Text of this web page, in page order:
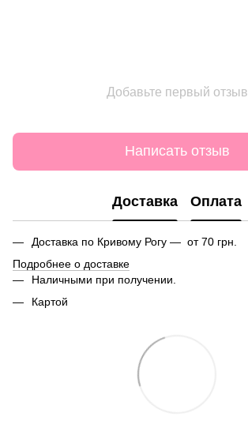
Добавьте первый отзыв
Написать отзыв
Доставка Оплата
Доставка по Кривому Рогу — от 70 грн.
Подробнее о доставке
Наличными при получении.
Картой